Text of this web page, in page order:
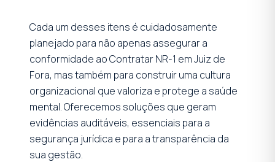
Cada um desses itens é cuidadosamente
planejado para não apenas assegurar a
conformidade ao Contratar NR-1 em Juiz de
Fora, mas também para construir uma cultura
organizacional que valoriza e protege a saúde
mental. Oferecemos soluções que geram
evidências auditáveis, essenciais para a
segurança jurídica e para a transparência da
sua gestão.